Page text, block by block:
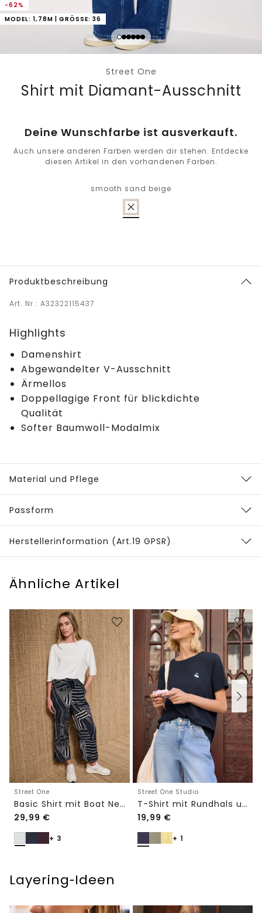
-62%
MODEL: 1,78M | GRÖSSE: 36
Street One
Shirt mit Diamant-Ausschnitt
Deine Wunschfarbe ist ausverkauft.
Auch unsere anderen Farben werden dir stehen. Entdecke
diesen Artikel in den vorhandenen Farben.
smooth sand beige
Produktbeschreibung
Art. Nr.: A32322115437
Highlights
Damenshirt
Abgewandelter V-Ausschnitt
Ärmellos
Doppellagige Front für blickdichte
Qualität
Softer Baumwoll-Modalmix
Material und Pflege
Passform
Herstellerinformation (Art.19 GPSR)
Ähnliche Artikel
Street One
Basic Shirt mit Boat Neck und Elastikbund
29,99 €
+ 3
Street One Studio
T-Shirt mit Rundhals und Embroidery-Detail
19,99 €
+ 1
Layering‑Ideen